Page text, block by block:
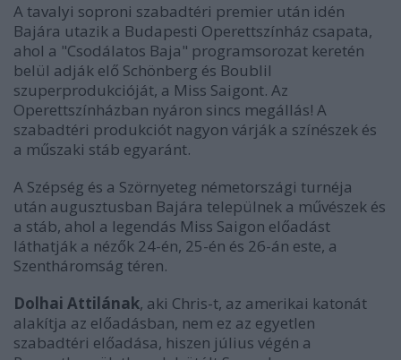
A tavalyi soproni szabadtéri premier után idén
Bajára utazik a Budapesti Operettszínház csapata,
ahol a "Csodálatos Baja" programsorozat keretén
belül adják elő Schönberg és Boublil
szuperprodukcióját, a Miss Saigont. Az
Operettszínházban nyáron sincs megállás! A
szabadtéri produkciót nagyon várják a színészek és
a műszaki stáb egyaránt.
A Szépség és a Szörnyeteg németországi turnéja
után augusztusban Bajára települnek a művészek és
a stáb, ahol a legendás Miss Saigon előadást
láthatják a nézők 24-én, 25-én és 26-án este, a
Szentháromság téren.
Dolhai Attilának, aki Chris-t, az amerikai katonát
alakítja az előadásban, nem ez az egyetlen
szabadtéri előadása, hiszen július végén a